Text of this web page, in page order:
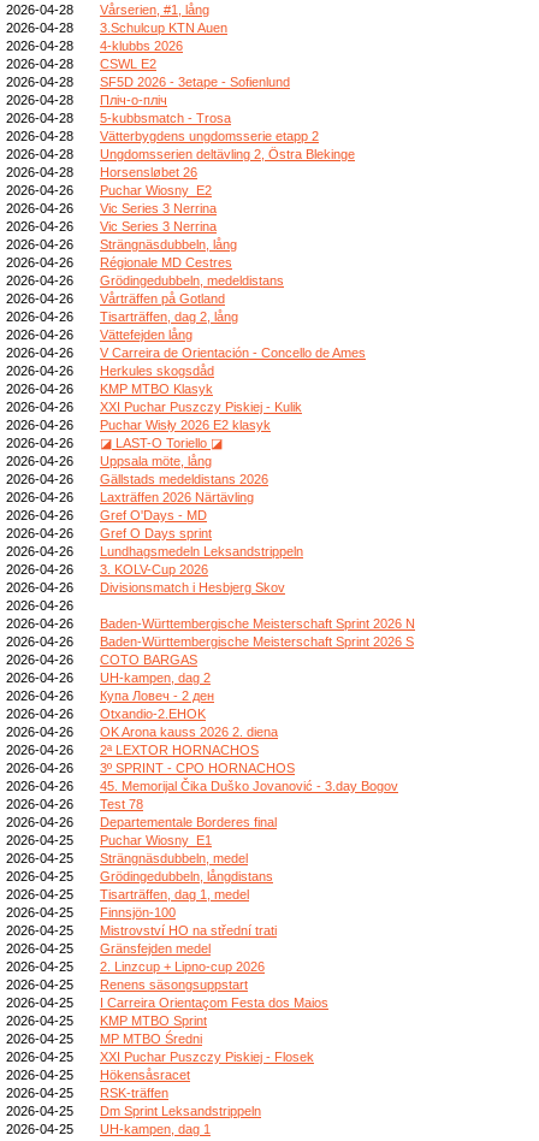
2026-04-28
Vårserien, #1, lång
2026-04-28
3.Schulcup KTN Auen
2026-04-28
4-klubbs 2026
2026-04-28
CSWL E2
2026-04-28
SF5D 2026 - 3etape - Sofienlund
2026-04-28
Пліч-о-пліч
2026-04-28
5-kubbsmatch - Trosa
2026-04-28
Vätterbygdens ungdomsserie etapp 2
2026-04-28
Ungdomsserien deltävling 2, Östra Blekinge
2026-04-28
Horsensløbet 26
2026-04-26
Puchar Wiosny_E2
2026-04-26
Vic Series 3 Nerrina
2026-04-26
Vic Series 3 Nerrina
2026-04-26
Strängnäsdubbeln, lång
2026-04-26
Régionale MD Cestres
2026-04-26
Grödingedubbeln, medeldistans
2026-04-26
Vårträffen på Gotland
2026-04-26
Tisarträffen, dag 2, lång
2026-04-26
Vättefejden lång
2026-04-26
V Carreira de Orientación - Concello de Ames
2026-04-26
Herkules skogsdåd
2026-04-26
KMP MTBO Klasyk
2026-04-26
XXI Puchar Puszczy Piskiej - Kulik
2026-04-26
Puchar Wisły 2026 E2 klasyk
2026-04-26
◪ LAST-O Toriello ◪
2026-04-26
Uppsala möte, lång
2026-04-26
Gällstads medeldistans 2026
2026-04-26
Laxträffen 2026 Närtävling
2026-04-26
Gref O'Days - MD
2026-04-26
Gref O Days sprint
2026-04-26
Lundhagsmedeln Leksandstrippeln
2026-04-26
3. KOLV-Cup 2026
2026-04-26
Divisionsmatch i Hesbjerg Skov
2026-04-26
2026-04-26
Baden-Württembergische Meisterschaft Sprint 2026 N
2026-04-26
Baden-Württembergische Meisterschaft Sprint 2026 S
2026-04-26
COTO BARGAS
2026-04-26
UH-kampen, dag 2
2026-04-26
Купа Ловеч - 2 ден
2026-04-26
Otxandio-2.EHOK
2026-04-26
OK Arona kauss 2026 2. diena
2026-04-26
2ª LEXTOR HORNACHOS
2026-04-26
3º SPRINT - CPO HORNACHOS
2026-04-26
45. Memorijal Čika Duško Jovanović - 3.day Bogov
2026-04-26
Test 78
2026-04-26
Departementale Borderes final
2026-04-25
Puchar Wiosny_E1
2026-04-25
Strängnäsdubbeln, medel
2026-04-25
Grödingedubbeln, långdistans
2026-04-25
Tisarträffen, dag 1, medel
2026-04-25
Finnsjön-100
2026-04-25
Mistrovství HO na střední trati
2026-04-25
Gränsfejden medel
2026-04-25
2. Linzcup + Lipno-cup 2026
2026-04-25
Renens säsongsuppstart
2026-04-25
I Carreira Orientaçom Festa dos Maios
2026-04-25
KMP MTBO Sprint
2026-04-25
MP MTBO Średni
2026-04-25
XXI Puchar Puszczy Piskiej - Flosek
2026-04-25
Hökensåsracet
2026-04-25
RSK-träffen
2026-04-25
Dm Sprint Leksandstrippeln
2026-04-25
UH-kampen, dag 1